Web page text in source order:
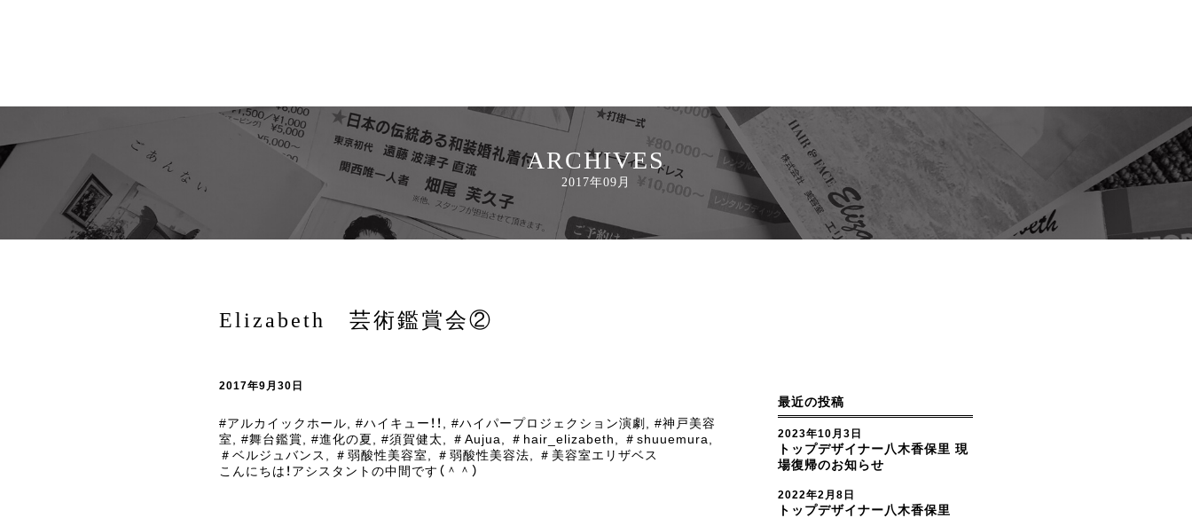
ARCHIVES
2017年09月
Elizabeth 芸術鑑賞会②
2017年9月30日
#アルカイックホール #ハイキュー！！ #ハイパープロジェクション演劇
#神戸美容
室
#舞台鑑賞 #進化の夏 #須賀健太 ＃Aujua ＃hair_elizabeth ＃shuuemura
＃ベルジュバンス
＃弱酸性美容室 ＃弱酸性美容法
＃美容室エリザベス
こんにちは！アシスタントの中間です（＾＾）
最近の投稿
2023年10月3日
トップデザイナー八木香保里 現
場復帰のお知らせ
2022年2月8日
トップデザイナー八木香保里